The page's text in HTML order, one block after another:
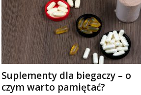
Suplementy dla biegaczy – o
czym warto pamiętać?